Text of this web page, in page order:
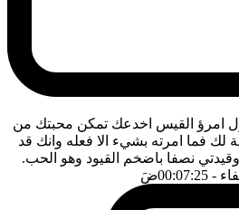
امرؤ القيس اخدعك تمكن محبتك من
لك فما امرته بشيء الا فعله وانك قد
نصفا باضخم القيود وهو الحب.
- 00:07:25 ضَ